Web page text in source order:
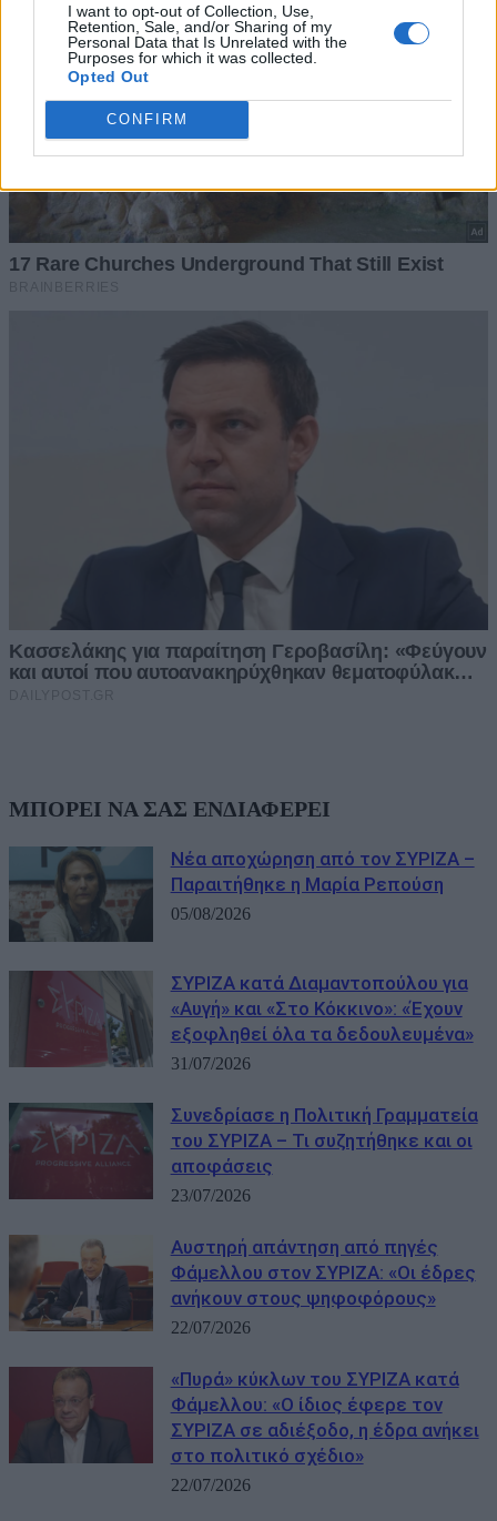
I want to opt-out of Collection, Use,
Retention, Sale, and/or Sharing of my
Personal Data that Is Unrelated with the
Purposes for which it was collected.
Opted Out
CONFIRM
ΜΠΟΡΕΙ ΝΑ ΣΑΣ ΕΝΔΙΑΦΕΡΕΙ
Νέα αποχώρηση από τον ΣΥΡΙΖΑ –
Παραιτήθηκε η Μαρία Ρεπούση
05/08/2026
ΣΥΡΙΖΑ κατά Διαμαντοπούλου για
«Αυγή» και «Στο Κόκκινο»: «Έχουν
εξοφληθεί όλα τα δεδουλευμένα»
31/07/2026
Συνεδρίασε η Πολιτική Γραμματεία
του ΣΥΡΙΖΑ – Τι συζητήθηκε και οι
αποφάσεις
23/07/2026
Αυστηρή απάντηση από πηγές
Φάμελλου στον ΣΥΡΙΖΑ: «Οι έδρες
ανήκουν στους ψηφοφόρους»
22/07/2026
«Πυρά» κύκλων του ΣΥΡΙΖΑ κατά
Φάμελλου: «Ο ίδιος έφερε τον
ΣΥΡΙΖΑ σε αδιέξοδο, η έδρα ανήκει
στο πολιτικό σχέδιο»
22/07/2026